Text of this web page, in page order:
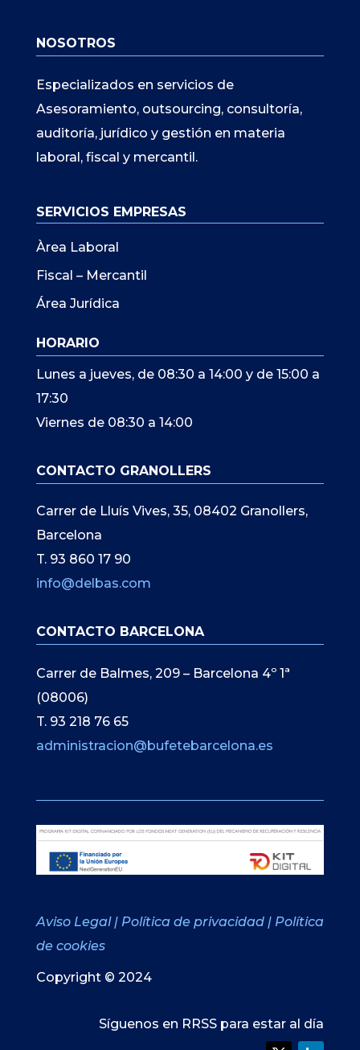
NOSOTROS
Especializados en servicios de
Asesoramiento, outsourcing, consultoría,
auditoría, jurídico y gestión en materia
laboral, fiscal y mercantil.
SERVICIOS EMPRESAS
Àrea Laboral
Fiscal – Mercantil
Área Jurídica
HORARIO
Lunes a jueves, de 08:30 a 14:00 y de 15:00 a
17:30
Viernes de 08:30 a 14:00
CONTACTO GRANOLLERS
Carrer de Lluís Vives, 35, 08402 Granollers,
Barcelona
T. 93 860 17 90
info@delbas.com
CONTACTO BARCELONA
Carrer de Balmes, 209 – Barcelona 4º 1ª
(08006)
T. 93 218 76 65
administracion@bufetebarcelona.es
Aviso Legal | Política de privacidad | Política
de cookies
Copyright © 2024
Síguenos en RRSS para estar al día